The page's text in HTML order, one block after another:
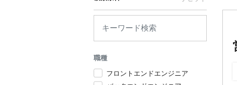
職種
フロントエンドエンジニア